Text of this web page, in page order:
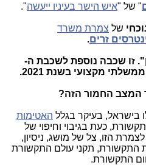
" של "איש הישר בעיניו ייעשה".
של צמרת משרד
זרים.
זו שכבה נוספת לשכבת ה-
בישראל, בעיקר בגלל האטימות
כעת בגיבוי וחיפוי של
הזו, צל של מושג, ניסיון,
התקשורת, תקני עולם התקשורת
התקשורת.